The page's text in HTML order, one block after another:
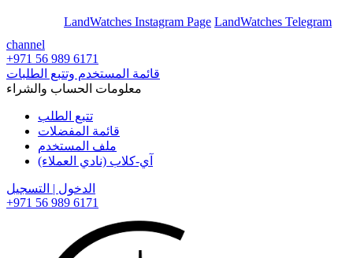
LandWatches Instagram Page LandWatches Telegram
channel
+971 56 989 6171
قائمة المستخدم وتتبع الطلبات
معلومات الحساب والشراء
تتبع الطلب
قائمة المفضلات
ملف المستخدم
آي-كلاب (نادي العملاء)
الدخول | التسجيل
+971 56 989 6171